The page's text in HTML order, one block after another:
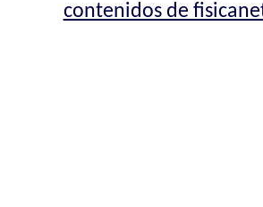
contenidos de